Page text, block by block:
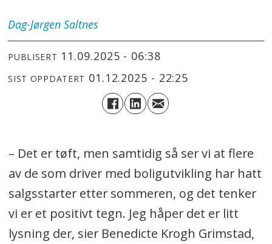
Dag-Jørgen Saltnes
PUBLISERT 11.09.2025 - 06:38
SIST OPPDATERT 01.12.2025 - 22:25
– Det er tøft, men samtidig så ser vi at flere
av de som driver med boligutvikling har hatt
salgsstarter etter sommeren, og det tenker
vi er et positivt tegn. Jeg håper det er litt
lysning der, sier Benedicte Krogh Grimstad,